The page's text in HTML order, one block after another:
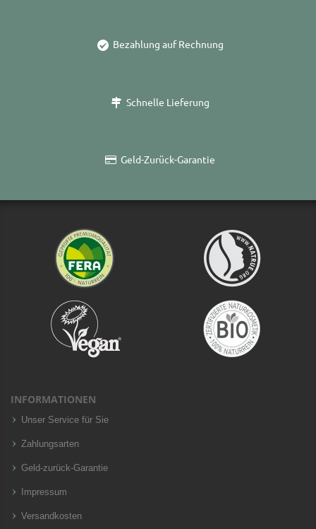
Bezahlung auf Rechnung
Schnelle Lieferung
Geld-Zurück-Garantie
INFORMATIONEN
Unser Service für Sie
Zahlungsarten
Geld-zurück-Garantie
Impressum
Versandkosten